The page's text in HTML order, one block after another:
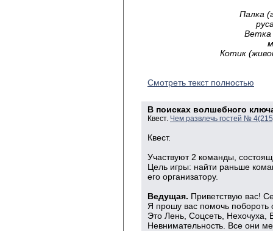
Палка
Котик
Смотреть текст полностью
В поисках волшебного
Квест. Чем развлечь гостей №
Квест.
Участвуют 2 команды,
Цель игры: найти раньше
его организатору.
Ведущая. Приветствую вас!
Я прошу вас помочь побороть
Это Лень, Соцсеть, Нехочуха,
Невнимательность. Все они